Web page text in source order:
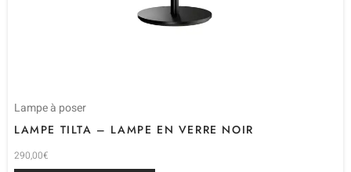
Lampe à poser
LAMPE TILTA – LAMPE EN VERRE NOIR
290,00€